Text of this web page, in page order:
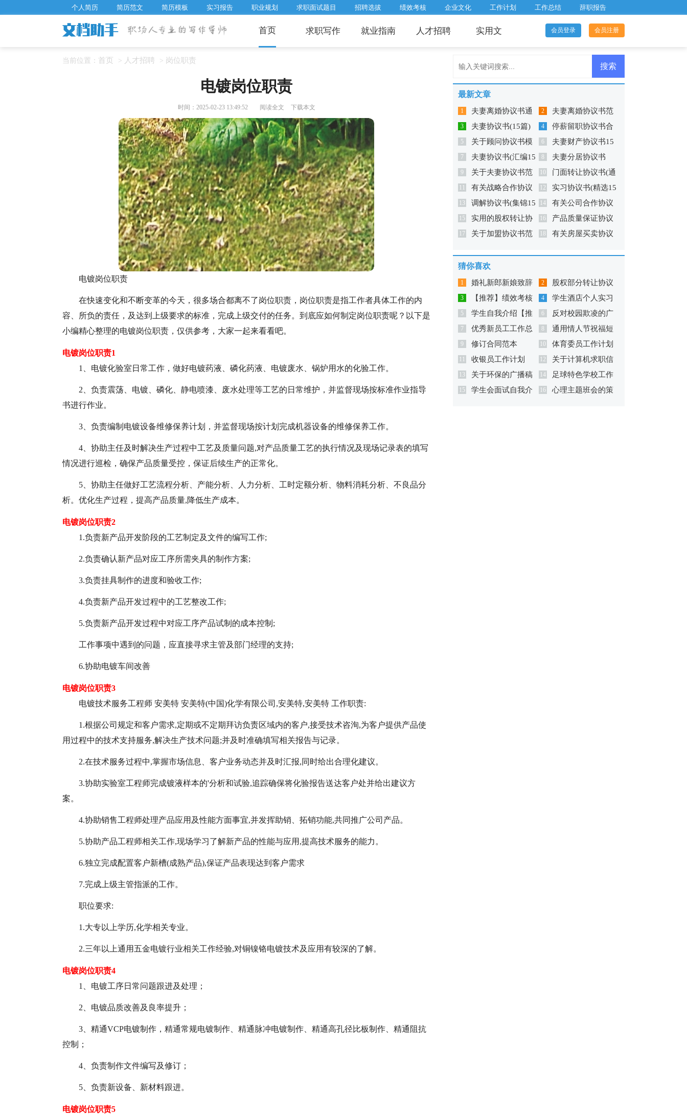
个人简历 简历范文 简历模板 实习报告 职业规划 求职面试题目 招聘选拔 绩效考核 企业文化 工作计划 工作总结 辞职报告
首页 求职写作 就业指南 人才招聘 实用文 会员登录 会员注册
当前位置： 首页 > 人才招聘 > 岗位职责
电镀岗位职责
时间：2025-02-23 13:49:52 阅读全文 下载本文
电镀岗位职责
在快速变化和不断变革的今天，很多场合都离不了岗位职责，岗位职责是指工作者具体工作的内
容、所负的责任，及达到上级要求的标准，完成上级交付的任务。到底应如何制定岗位职责呢？以下是
小编精心整理的电镀岗位职责，仅供参考，大家一起来看看吧。
电镀岗位职责1
1、电镀化验室日常工作，做好电镀药液、磷化药液、电镀废水、锅炉用水的化验工作。
2、负责震荡、电镀、磷化、静电喷漆、废水处理等工艺的日常维护，并监督现场按标准作业指导
书进行作业。
3、负责编制电镀设备维修保养计划，并监督现场按计划完成机器设备的维修保养工作。
4、协助主任及时解决生产过程中工艺及质量问题,对产品质量工艺的执行情况及现场记录表的填写
情况进行巡检，确保产品质量受控，保证后续生产的正常化。
5、协助主任做好工艺流程分析、产能分析、人力分析、工时定额分析、物料消耗分析、不良品分
析。优化生产过程，提高产品质量,降低生产成本。
电镀岗位职责2
1.负责新产品开发阶段的工艺制定及文件的编写工作;
2.负责确认新产品对应工序所需夹具的制作方案;
3.负责挂具制作的进度和验收工作;
4.负责新产品开发过程中的工艺整改工作;
5.负责新产品开发过程中对应工序产品试制的成本控制;
工作事项中遇到的问题，应直接寻求主管及部门经理的支持;
6.协助电镀车间改善
电镀岗位职责3
电镀技术服务工程师 安美特 安美特(中国)化学有限公司,安美特,安美特 工作职责:
1.根据公司规定和客户需求,定期或不定期拜访负责区域内的客户,接受技术咨洵,为客户提供产品使
用过程中的技术支持服务,解决生产技术问题;并及时准确填写相关报告与记录。
2.在技术服务过程中,掌握市场信息、客户业务动态并及时汇报,同时给出合理化建议。
3.协助实验室工程师完成镀液样本的'分析和试验,追踪确保将化验报告送达客户处并给出建议方
案。
4.协助销售工程师处理产品应用及性能方面事宜,并发挥助销、拓销功能,共同推广公司产品。
5.协助产品工程师相关工作,现场学习了解新产品的性能与应用,提高技术服务的能力。
6.独立完成配置客户新槽(成熟产品),保证产品表现达到客户需求
7.完成上级主管指派的工作。
职位要求:
1.大专以上学历,化学相关专业。
2.三年以上通用五金电镀行业相关工作经验,对铜镍铬电镀技术及应用有较深的了解。
电镀岗位职责4
1、电镀工序日常问题跟进及处理；
2、电镀品质改善及良率提升；
3、精通VCP电镀制作，精通常规电镀制作、精通脉冲电镀制作、精通高孔径比板制作、精通阻抗
控制；
4、负责制作文件编写及修订；
5、负责新设备、新材料跟进。
电镀岗位职责5
最新文章
1
夫妻离婚协议书通
用版
2
夫妻离婚协议书范
本
3 夫妻协议书(15篇) 4
停薪留职协议书合
集六篇
5
关于顾问协议书模
板锦集六篇
6
夫妻财产协议书15
篇
7
夫妻协议书(汇编15
篇)
8 夫妻分居协议书
9
关于夫妻协议书范
文锦集七篇
10
门面转让协议书(通
用版)
11
有关战略合作协议
书范文汇总五篇
12
实习协议书(精选15
篇)
13
调解协议书(集锦15
篇)
14
有关公司合作协议
书范文汇总十篇
15
实用的股权转让协
议书汇编10篇
16
产品质量保证协议
书8篇
17
关于加盟协议书范
18
有关房屋买卖协议
猜你喜欢
1 婚礼新郎新娘致辞 2
股权部分转让协议
书
3
【推荐】绩效考核
方案
4
学生酒店个人实习
总结
5
学生自我介绍【推
荐】
6
反对校园欺凌的广
播稿（精选10篇）
7
优秀新员工工作总
结
8
通用情人节祝福短
语集锦39条
9 修订合同范本 10
体育委员工作计划
合集六篇
11 收银员工作计划 12
关于计算机求职信
范文集锦三篇
13
关于环保的广播稿
(汇编15篇)
14
足球特色学校工作
计划
15
学生会面试自我介
16
心理主题班会的策